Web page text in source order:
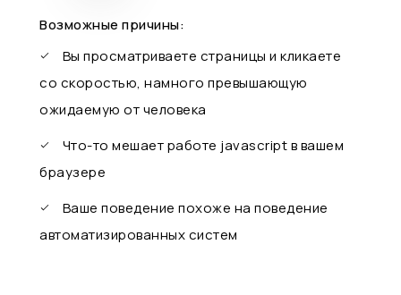
Возможные причины:
Вы просматриваете страницы и кликаете
со скоростью, намного превышающую
ожидаемую от человека
Что-то мешает работе javascript в вашем
браузере
Ваше поведение похоже на поведение
автоматизированных систем